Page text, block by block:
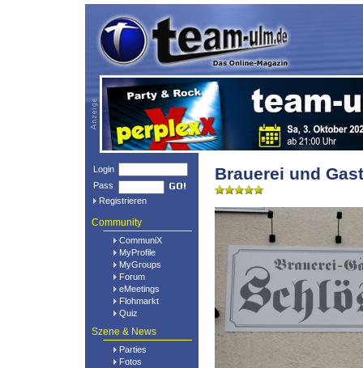
Login
Pass
Registrieren
Community
CommuniX
MyProfile
MyGroups
Forum
eMeetings
Flohmarkt
Quiz
Szene & News
Parties
Fotos
Brauerei und